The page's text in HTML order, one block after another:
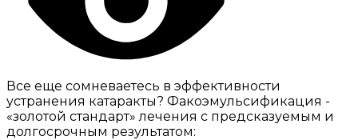
Все еще сомневаетесь в эффективности
устранения катаракты? Факоэмульсификация -
«золотой стандарт» лечения с предсказуемым и
долгосрочным результатом: